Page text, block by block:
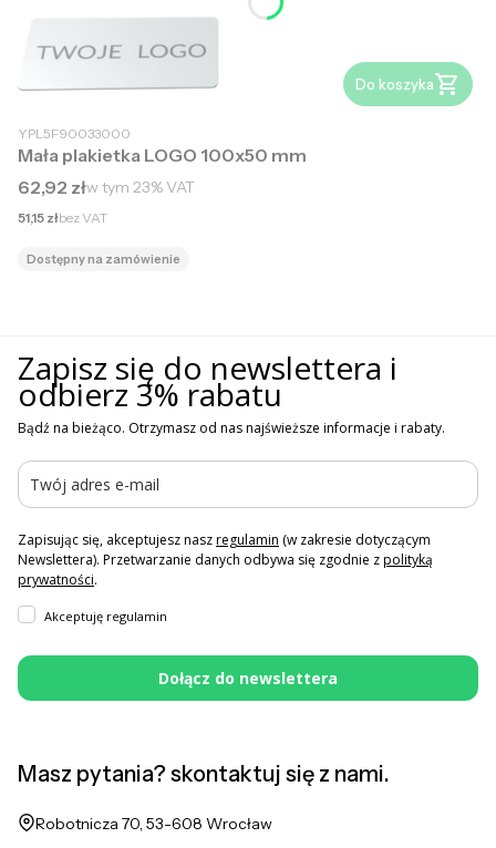
Do koszyka
YPL5F90033000
Mała plakietka LOGO 100x50 mm
Cena brutto
62,92 złw tym 23%VAT
Cena netto
51,15 złbez VAT
Dostępny na zamówienie
Zapisz się do newslettera i
odbierz 3% rabatu
Bądź na bieżąco. Otrzymasz od nas najświeższe informacje i rabaty.
Zapisując się, akceptujesz naszregulamin (w zakresie dotyczącym
Newslettera). Przetwarzanie danych odbywa się zgodnie zpolityką
prywatności.
Akceptuję regulamin
Dołącz do newslettera
Masz pytania? skontaktuj się z nami.
Adres:
Robotnicza 70, 53-608 Wrocław